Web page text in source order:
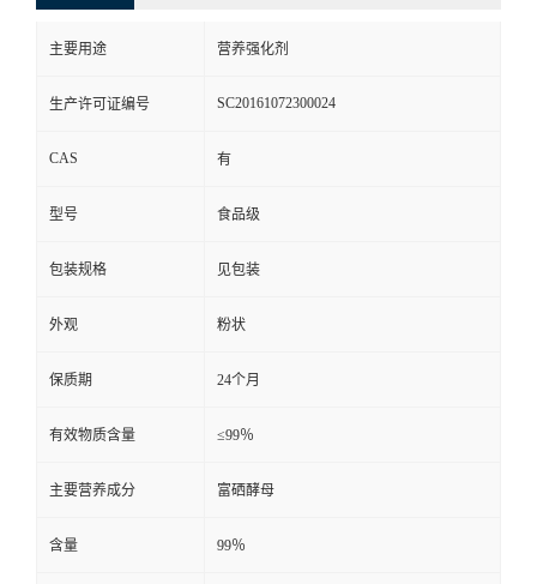
主要用途 营养强化剂
生产许可证编号 SC20161072300024
CAS 有
型号 食品级
包装规格 见包装
外观 粉状
保质期 24个月
有效物质含量 ≤99％
主要营养成分 富硒酵母
含量 99％